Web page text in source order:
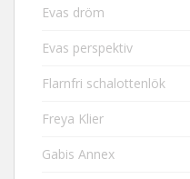
Evas dröm
Evas perspektiv
Flarnfri schalottenlök
Freya Klier
Gabis Annex